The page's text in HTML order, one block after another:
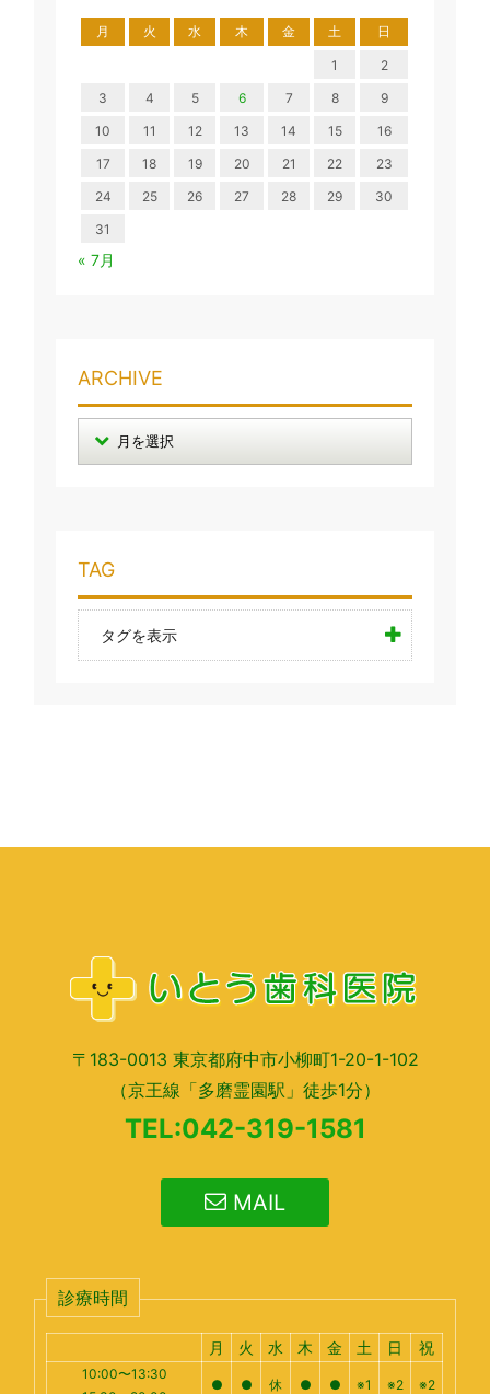
月 火 水 木 金 土 日
1
2
3
4 5 6 7 8
9
10
11 12 13 14 15
16
17
18 19 20 21 22
23
24
25 26 27 28 29
30
31
« 7月
ARCHIVE
TAG
タグを表示
〒183-0013 東京都府中市小柳町1-20-1-102
（京王線「多磨霊園駅」徒歩1分）
TEL:042-319-1581
MAIL
診療時間
月 火 水 木 金 土 日 祝
10:00〜13:30
● ● 休 ● ● ※1 ※2 ※2